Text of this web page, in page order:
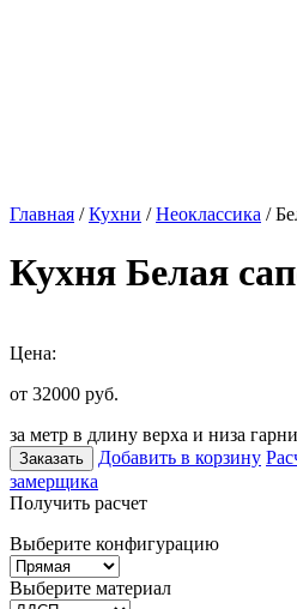
Главная /Кухни /Неоклассика /
Кухня Белая
Цена:
от 32000 руб.
за метр в длину верха и низа
Заказать Добавить в корзину
замерщика
Получить расчет
Выберите конфигурацию
Выберите материал